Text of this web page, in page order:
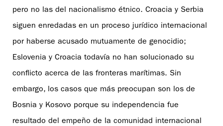
pero no las del nacionalismo étnico. Croacia y Serbia
siguen enredadas en un proceso jurídico internacional
por haberse acusado mutuamente de genocidio;
Eslovenia y Croacia todavía no han solucionado su
conflicto acerca de las fronteras marítimas. Sin
embargo, los casos que más preocupan son los de
Bosnia y Kosovo porque su independencia fue
resultado del empeño de la comunidad internacional